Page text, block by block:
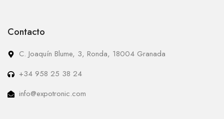
Contacto
C. Joaquín Blume, 3, Ronda, 18004 Granada
+34 958 25 38 24
info@expotronic.com